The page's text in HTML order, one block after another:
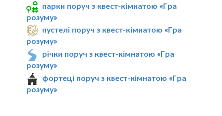
парки поруч з квест-кімнатою «Гра
розуму»
пустелі поруч з квест-кімнатою «Гра
розуму»
річки поруч з квест-кімнатою «Гра
розуму»
фортеці поруч з квест-кімнатою «Гра
розуму»